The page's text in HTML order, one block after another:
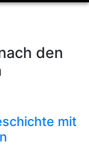
den
mit